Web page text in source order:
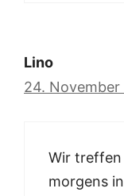
Lino
24. November
Wir treffen
morgens